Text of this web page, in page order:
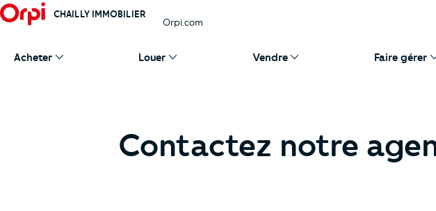
CHAILLY IMMOBILIER
Orpi.com
Acheter Louer Vendre Faire gérer
Contactez notre